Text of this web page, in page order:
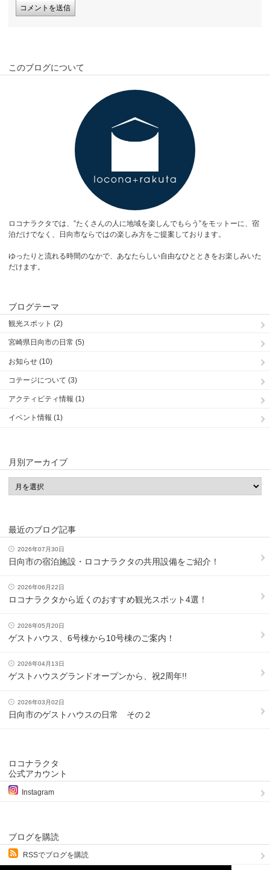
このブログについて
ロコナラクタでは、”たくさんの人に地域を楽しんでもらう”をモットーに、宿
泊だけでなく、日向市ならではの楽しみ方をご提案しております。
ゆったりと流れる時間のなかで、あなたらしい自由なひとときをお楽しみいた
だけます。
ブログテーマ
観光スポット (2)
宮崎県日向市の日常 (5)
お知らせ (10)
コテージについて (3)
アクティビティ情報 (1)
イベント情報 (1)
月別アーカイブ
最近のブログ記事
2026年07月30日
日向市の宿泊施設・ロコナラクタの共用設備をご紹介！
2026年06月22日
ロコナラクタから近くのおすすめ観光スポット4選！
2026年05月20日
ゲストハウス、6号棟から10号棟のご案内！
2026年04月13日
ゲストハウスグランドオープンから、祝2周年!!
2026年03月02日
日向市のゲストハウスの日常 その２
ロコナラクタ
公式アカウント
Instagram
ブログを購読
RSSでブログを購読